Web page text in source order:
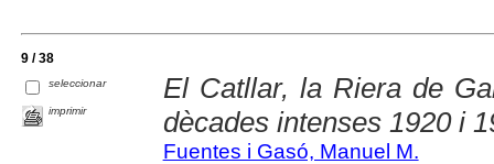
9 / 38
seleccionar
imprimir
El Catllar, la Riera de
dècades intenses 1920 i
Fuentes i Gasó, Manuel M.